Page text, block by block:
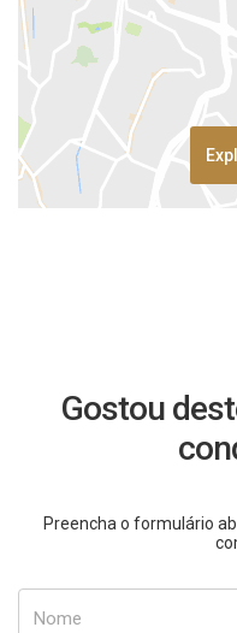
Gostou
Preencha o formulário